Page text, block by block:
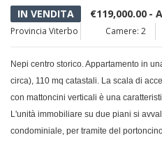
IN VENDITA €119,000.00 -
Provincia Viterbo Camere: 2
Nepi centro storico. Appartamento in
circa), 110 mq catastali. La scala di
con mattoncini verticali è una
L'unità immobiliare su due piani si
condominiale, per tramite del